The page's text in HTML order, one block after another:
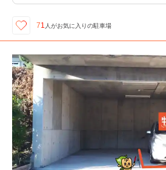
71 人がお気に入りの駐車場